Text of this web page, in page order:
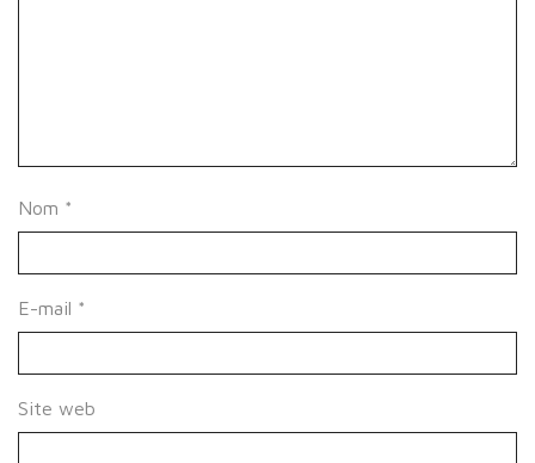
Nom *
E-mail *
Site web